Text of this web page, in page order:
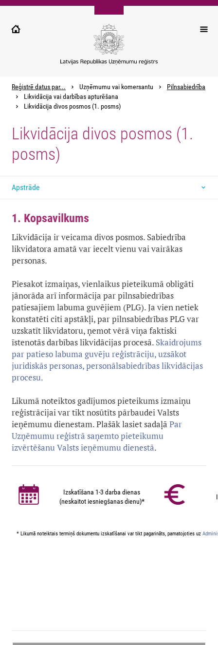
Pārlekt
galveno
Reģistrē datus par... Uzņēmumu vai komersantu
Pilnsabiedrība
Likvidācija vai darbības apturēšana
Likvidācija divos posmos (1. posms)
Likvidācija divos posmos (1.
posms)
Apstrāde
1. Kopsavilkums
Likvidācija ir veicama divos posmos. Sabiedrība
likvidatora amatā var iecelt vienu vai vairākas
personas.
Piesakot izmaiņas, vienlaikus pieteikumā obligāti
jānorāda arī informācija par pilnsabiedrības
patiesajiem labuma guvējiem (PLG). Ja vien netiek
konstatēti citi apstākļi, par pilnsabiedrības PLG var
uzskatīt likvidatoru, ņemot vērā viņa faktiski
īstenotās darbības likvidācijas procesā. Skaidrojums
par patieso labuma guvēju reģistrāciju, uzsākot
juridiskās personas, personālsabiedrības likvidācijas
procesu.
Likumā noteiktos gadījumos pieteikums izmaiņu
reģistrācijai var tikt nosūtīts pārbaudei Valsts
ieņēmumu dienestam. Plašāk lasiet sadaļā Par
Uzņēmumu reģistrā saņemto pieteikumu
izvērtēšanu Valsts ieņēmumu dienestā.
Izskatīšana 1-3 darba dienas
(neskaitot iesniegšanas dienu)*
* Likumā noteiktais termiņš dokumentu izskatīšanai var tikt pagarināts, pamatojoties uz